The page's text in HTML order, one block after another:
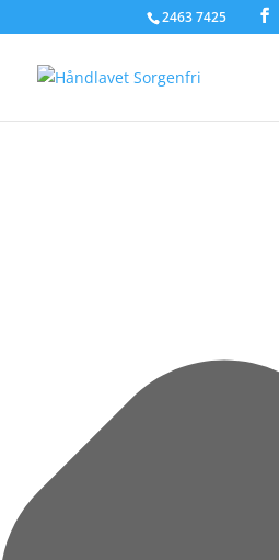
Administrer samtykke til cookies
2463 7425